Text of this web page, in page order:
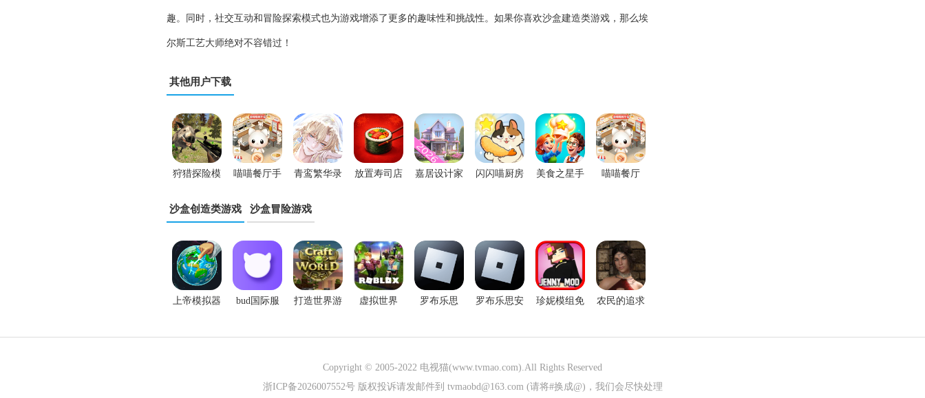
趣。同时，社交互动和冒险探索模式也为游戏增添了更多的趣味性和挑战性。如果你喜欢沙盒建造类游戏，那么埃
尔斯工艺大师绝对不容错过！
其他用户下载
狩猎探险模
拟器免广告
喵喵餐厅手
游
青鸾繁华录
华为版
放置寿司店 嘉居设计家 闪闪喵厨房 美食之星手 喵喵餐厅
沙盒创造类游戏 沙盒冒险游戏
上帝模拟器 bud国际服 打造世界游 虚拟世界 罗布乐思 罗布乐思安 珍妮模组免 农民的追求
Copyright © 2005-2022 电视猫(www.tvmao.com).All Rights Reserved
浙ICP备2026007552号 版权投诉请发邮件到 tvmaobd@163.com (请将#换成@)，我们会尽快处理